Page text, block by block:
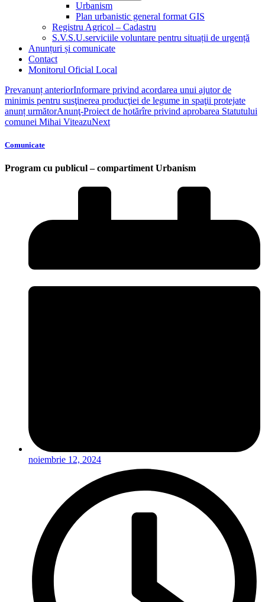
Urbanism
Plan urbanistic general format GIS
Registru Agricol – Cadastru
S.V.S.U.serviciile voluntare pentru situații de urgență
Anunțuri și comunicate
Contact
Monitorul Oficial Local
Prevanunț anteriorInformare privind acordarea unui ajutor de
minimis pentru susţinerea producţiei de legume in spaţii protejate
anunț următorAnunţ-Proiect de hotărîre privind aprobarea Statutului
comunei Mihai ViteazuNext
Comunicate
Program cu publicul – compartiment Urbanism
noiembrie 12, 2024